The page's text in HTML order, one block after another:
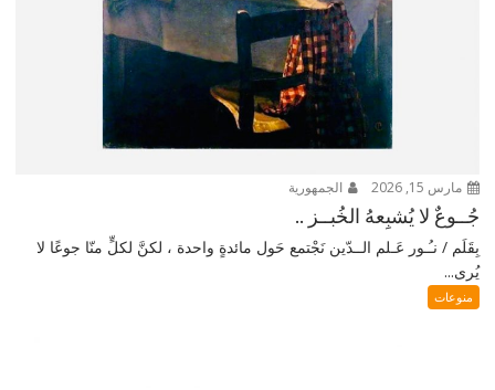
مارس 15, 2026 الجمهورية
جُــوعٌ لا يُشبِعهُ الخُبــز ..
بِقَلَم / نـُـور عَـلم الــدّين نَجْتمع حَول مائدةٍ واحدة ، لكنَّ لكلٍّ منّا جوعًا لا
يُرى...
منوعات